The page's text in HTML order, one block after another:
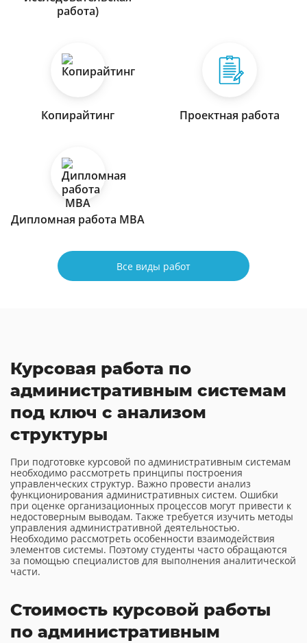
работа)
Копирайтинг Проектная работа
Дипломная работа МВА
Все виды работ
Курсовая работа по
административным системам
под ключ с анализом
структуры
При подготовке курсовой по административным системам
необходимо рассмотреть принципы построения
управленческих структур. Важно провести анализ
функционирования административных систем. Ошибки
при оценке организационных процессов могут привести к
недостоверным выводам. Также требуется изучить методы
управления административной деятельностью.
Необходимо рассмотреть особенности взаимодействия
элементов системы. Поэтому студенты часто обращаются
за помощью специалистов для выполнения аналитической
части.
Стоимость курсовой работы
по административным